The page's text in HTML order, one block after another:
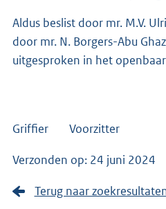
Aldus beslist door mr. M.V.
door mr. N. Borgers-Abu
uitgesproken in het
Griffier Voorzitter
Verzonden op: 24 juni 2024
Terug naar